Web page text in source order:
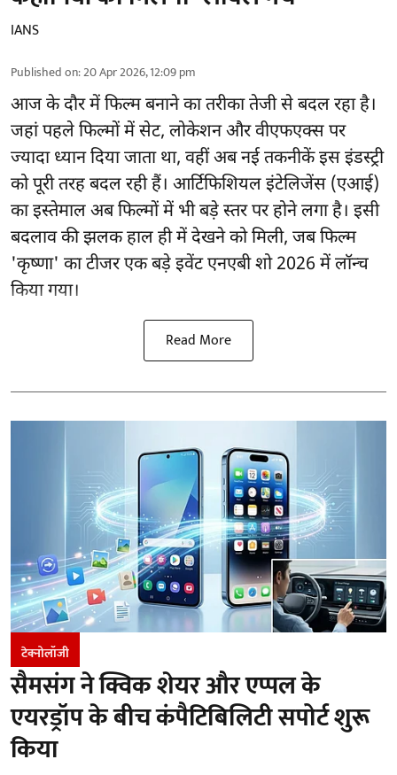
IANS
Published on:20 Apr 2026, 12:09 pm
आज के दौर में फिल्म बनाने का तरीका तेजी से बदल रहा है।
जहां पहले फिल्मों में सेट, लोकेशन और वीएफएक्स पर
ज्यादा ध्यान दिया जाता था, वहीं अब नई तकनीकें इस इंडस्ट्री
को पूरी तरह बदल रही हैं। आर्टिफिशियल इंटेलिजेंस (एआई)
का इस्तेमाल अब फिल्मों में भी बड़े स्तर पर होने लगा है। इसी
बदलाव की झलक हाल ही में देखने को मिली, जब फिल्म
'कृष्णा' का टीजर एक बड़े इवेंट एनएबी शो 2026 में लॉन्च
किया गया।
Read More
टेक्नोलॉजी
सैमसंग ने क्विक शेयर और एप्पल के
एयरड्रॉप के बीच कंपैटिबिलिटी सपोर्ट शुरू
किया